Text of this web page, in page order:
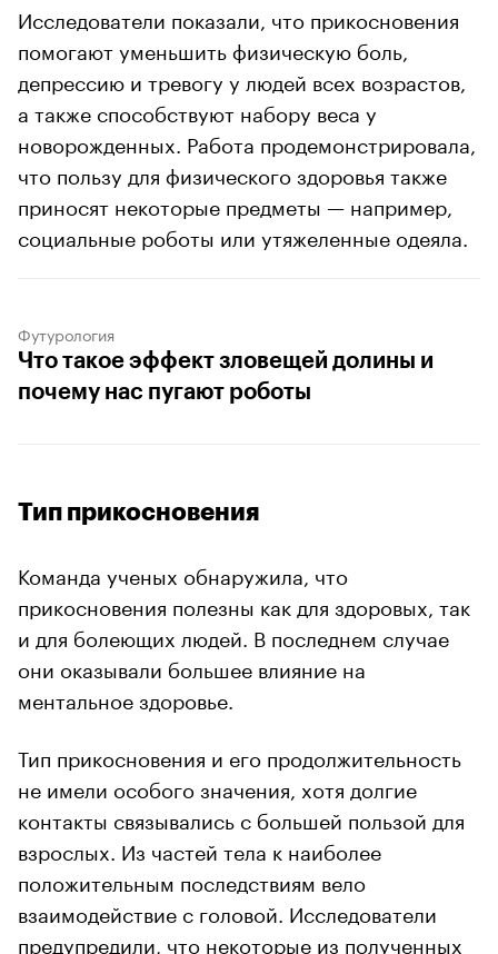
Исследователи показали, что прикосновения
помогают уменьшить физическую боль,
депрессию и тревогу у людей всех возрастов,
а также способствуют набору веса у
новорожденных. Работа продемонстрировала,
что пользу для физического здоровья также
приносят некоторые предметы — например,
социальные роботы или утяжеленные одеяла.
Футурология
Что такое эффект зловещей долины и
почему нас пугают роботы
Тип прикосновения
Команда ученых обнаружила, что
прикосновения полезны как для здоровых, так
и для болеющих людей. В последнем случае
они оказывали большее влияние на
ментальное здоровье.
Тип прикосновения и его продолжительность
не имели особого значения, хотя долгие
контакты связывались с большей пользой для
взрослых. Из частей тела к наиболее
положительным последствиям вело
взаимодействие с головой. Исследователи
предупредили, что некоторые из полученных